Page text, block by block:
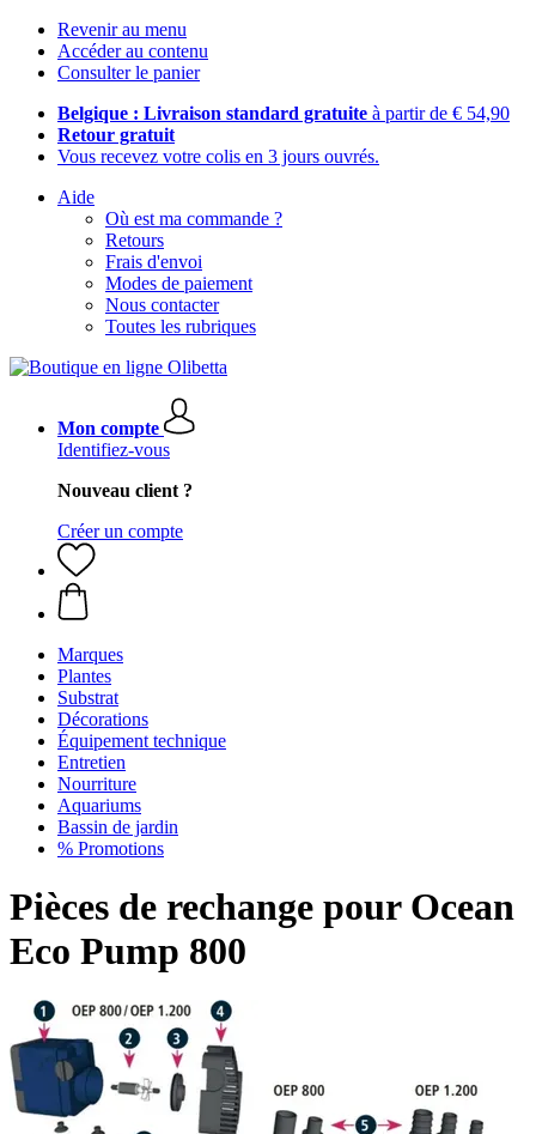
Revenir au menu
Accéder au contenu
Consulter le panier
Belgique : Livraison standard gratuite à partir de € 54,90
Retour gratuit
Vous recevez votre colis en 3 jours ouvrés.
Aide
Où est ma commande ?
Retours
Frais d'envoi
Modes de paiement
Nous contacter
Toutes les rubriques
Mon compte
Identifiez-vous
Nouveau client ?
Créer un compte
Marques
Plantes
Substrat
Décorations
Équipement technique
Entretien
Nourriture
Aquariums
Bassin de jardin
% Promotions
Pièces de rechange pour Ocean
Eco Pump 800